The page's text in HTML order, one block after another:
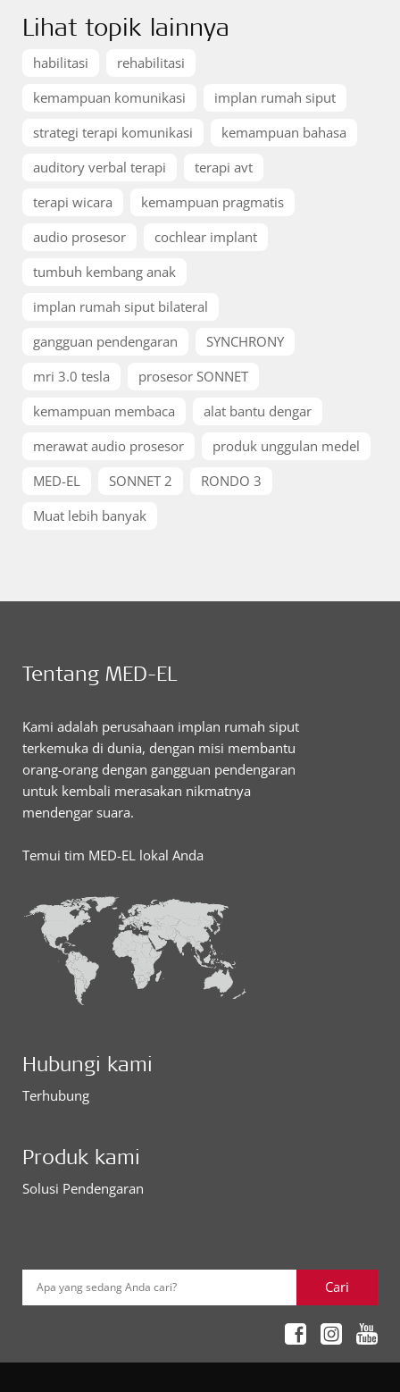
Lihat topik lainnya
habilitasi
rehabilitasi
kemampuan komunikasi
implan rumah siput
strategi terapi komunikasi
kemampuan bahasa
auditory verbal terapi
terapi avt
terapi wicara
kemampuan pragmatis
audio prosesor
cochlear implant
tumbuh kembang anak
implan rumah siput bilateral
gangguan pendengaran
SYNCHRONY
mri 3.0 tesla
prosesor SONNET
kemampuan membaca
alat bantu dengar
merawat audio prosesor
produk unggulan medel
MED-EL
SONNET 2
RONDO 3
Muat lebih banyak
Tentang MED-EL
Kami adalah perusahaan implan rumah siput
terkemuka di dunia, dengan misi membantu
orang-orang dengan gangguan pendengaran
untuk kembali merasakan nikmatnya
mendengar suara.
Temui tim MED-EL lokal Anda
Hubungi kami
Terhubung
Produk kami
Solusi Pendengaran
Apa yang sedang Anda cari? Cari